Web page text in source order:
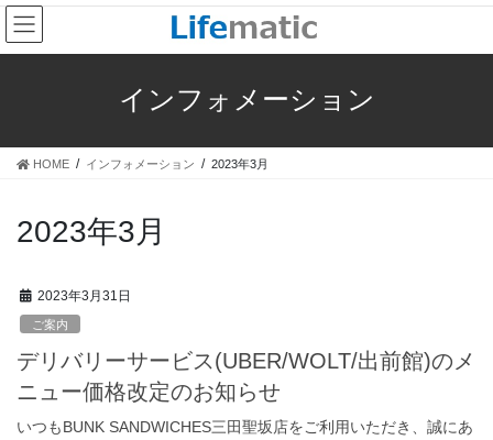
コ
ン
テ
ス
ナ
ビ
ゲ
ン
インフォメーション
HOME インフォメーション 2023年3月
2023年3月
2023年3月31日
ご案内
デリバリーサービス(UBER/WOLT/出前館)のメ
ニュー価格改定のお知らせ
いつもBUNK SANDWICHES三田聖坂店をご利用いただき、誠にあ